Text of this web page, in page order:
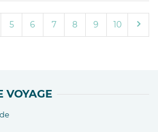
5 6 7 8 9 10
VOYAGE